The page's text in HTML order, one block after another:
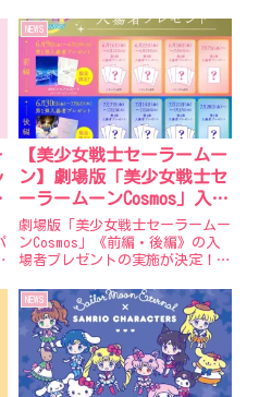
NEWS
【美少女戦士セーラームー
ン】劇場版「美少女戦士セ
ーラームーンCosmos」入場
者プレゼントが決定！
劇場版「美少女戦士セーラームー
ンCosmos」《前編・後編》の入
場者プレゼントの実施が決定！そ
の配布となります。◆≪前編≫・
1週目 6月9日（金）～6月15日
（木） 特典：A5ビジュアルカ
ード（ティザービジュア...
NEWS